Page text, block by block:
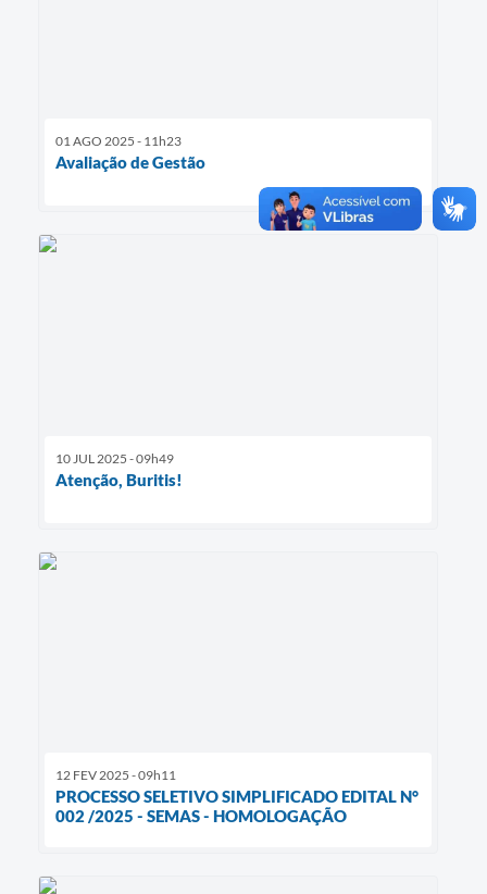
01 AGO 2025 - 11h23
Avaliação de Gestão
10 JUL 2025 - 09h49
Atenção, Buritis!
12 FEV 2025 - 09h11
PROCESSO SELETIVO SIMPLIFICADO EDITAL N°
002 /2025 - SEMAS - HOMOLOGAÇÃO